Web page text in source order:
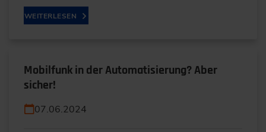
WEITERLESEN
Mobilfunk in der Automatisierung? Aber
sicher!
07.06.2024